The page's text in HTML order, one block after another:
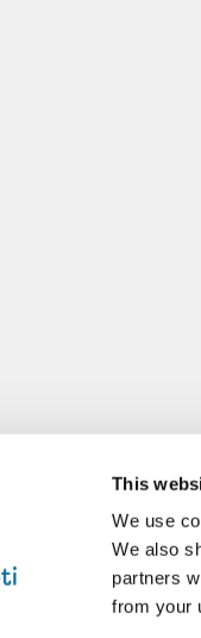
This
We use
We also
partners
from your